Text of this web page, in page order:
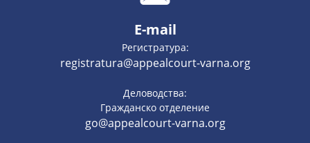
E-mail
Регистратура:
registratura@appealcourt-varna.org
Деловодства:
Гражданско отделение
go@appealcourt-varna.org